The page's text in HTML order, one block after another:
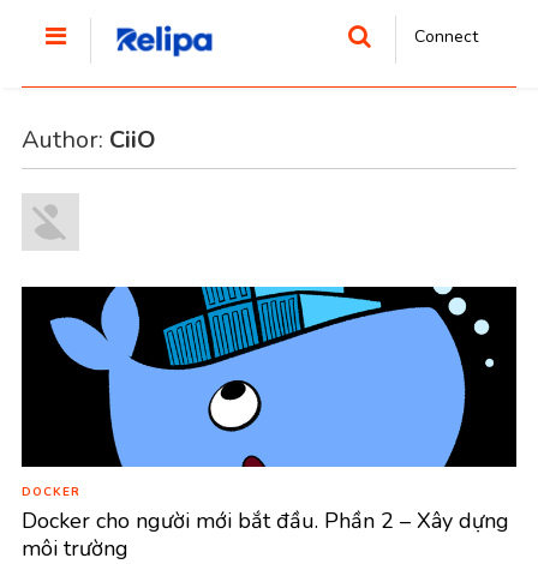
Connect
Author: CiiO
DOCKER
Docker cho người mới bắt đầu. Phần 2 – Xây dựng
môi trường